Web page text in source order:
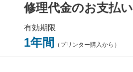
修理代金のお支払い
有効期限
1年間 （プリンター購入から）